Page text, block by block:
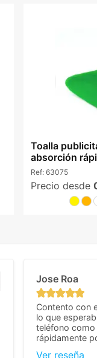
Toalla
absorción
Ref: 63075
Precio desde
Jose Roa
Contento con
lo que
teléfono
rápidamente
Ver reseña